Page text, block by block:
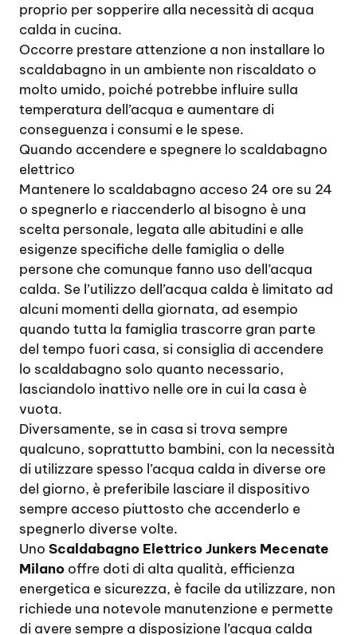
proprio per sopperire alla necessità di acqua
calda in cucina.
Occorre prestare attenzione a non installare lo
scaldabagno in un ambiente non riscaldato o
molto umido, poiché potrebbe influire sulla
temperatura dell’acqua e aumentare di
conseguenza i consumi e le spese.
Quando accendere e spegnere lo scaldabagno
elettrico
Mantenere lo scaldabagno acceso 24 ore su 24
o spegnerlo e riaccenderlo al bisogno è una
scelta personale, legata alle abitudini e alle
esigenze specifiche delle famiglia o delle
persone che comunque fanno uso dell’acqua
calda. Se l’utilizzo dell’acqua calda è limitato ad
alcuni momenti della giornata, ad esempio
quando tutta la famiglia trascorre gran parte
del tempo fuori casa, si consiglia di accendere
lo scaldabagno solo quanto necessario,
lasciandolo inattivo nelle ore in cui la casa è
vuota.
Diversamente, se in casa si trova sempre
qualcuno, soprattutto bambini, con la necessità
di utilizzare spesso l’acqua calda in diverse ore
del giorno, è preferibile lasciare il dispositivo
sempre acceso piuttosto che accenderlo e
spegnerlo diverse volte.
Uno Scaldabagno Elettrico Junkers Mecenate
Milano offre doti di alta qualità, efficienza
energetica e sicurezza, è facile da utilizzare, non
richiede una notevole manutenzione e permette
di avere sempre a disposizione l’acqua calda